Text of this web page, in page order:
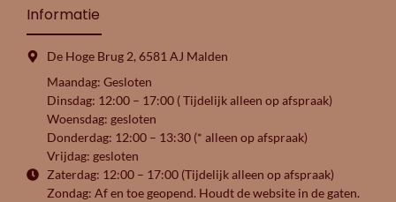
Informatie
De Hoge Brug 2, 6581 AJ Malden
Maandag: Gesloten
Dinsdag: 12:00 – 17:00 ( Tijdelijk alleen op afspraak)
Woensdag: gesloten
Donderdag: 12:00 – 13:30 (* alleen op afspraak)
Vrijdag: gesloten
Zaterdag: 12:00 – 17:00 (Tijdelijk alleen op afspraak)
Zondag: Af en toe geopend. Houdt de website in de gaten.